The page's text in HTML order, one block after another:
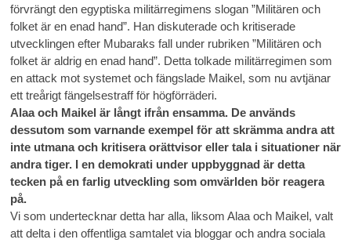
förvrängt den egyptiska militärregimens slogan ”Militären och
folket är en enad hand”. Han diskuterade och kritiserade
utvecklingen efter Mubaraks fall under rubriken ”Militären och
folket är aldrig en enad hand”. Detta tolkade militärregimen som
en attack mot systemet och fängslade Maikel, som nu avtjänar
ett treårigt fängelsestraff för högförräderi.
Alaa och Maikel är långt ifrån ensamma. De används
dessutom som varnande exempel för att skrämma andra att
inte utmana och kritisera orättvisor eller tala i situationer när
andra tiger. I en demokrati under uppbyggnad är detta
tecken på en farlig utveckling som omvärlden bör reagera
på.
Vi som undertecknar detta har alla, liksom Alaa och Maikel, valt
att delta i den offentliga samtalet via bloggar och andra sociala